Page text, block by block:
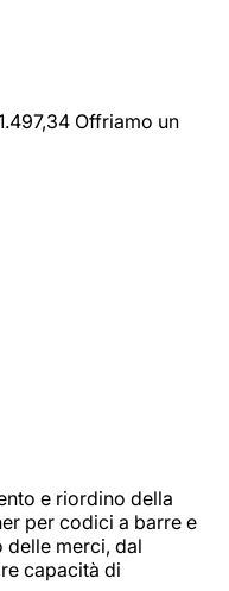
Offriamo un
e riordino della
per codici a barre e
merci, dal
capacità di